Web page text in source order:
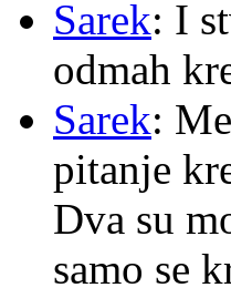
Sarek: I
odmah
Sarek:
pitanje
Dva su
samo se